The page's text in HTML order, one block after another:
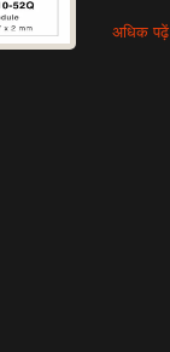
अधिक पढ़ें